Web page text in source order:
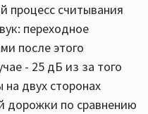
процесс считывания
переходное
после этого
- 25 дБ из за того
на двух сторонах
дорожки по сравнению